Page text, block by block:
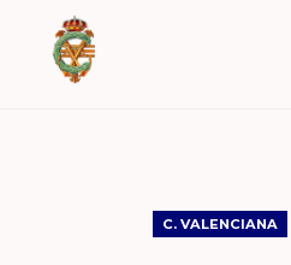
C. VALENCIANA